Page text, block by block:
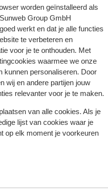
worden geïnstalleerd als
Group GmbH
werkt en dat je alle functies
te verbeteren en
voor je te onthouden. Met
waarmee we onze
kunnen personaliseren. Door
wij en andere partijen jouw
relevanter voor je te maken.
van alle cookies. Als je
lijst van cookies waar je
op elk moment je voorkeuren
med trevlig
lugnt läge men ändå
med trevlig
lugnt läge men ändå